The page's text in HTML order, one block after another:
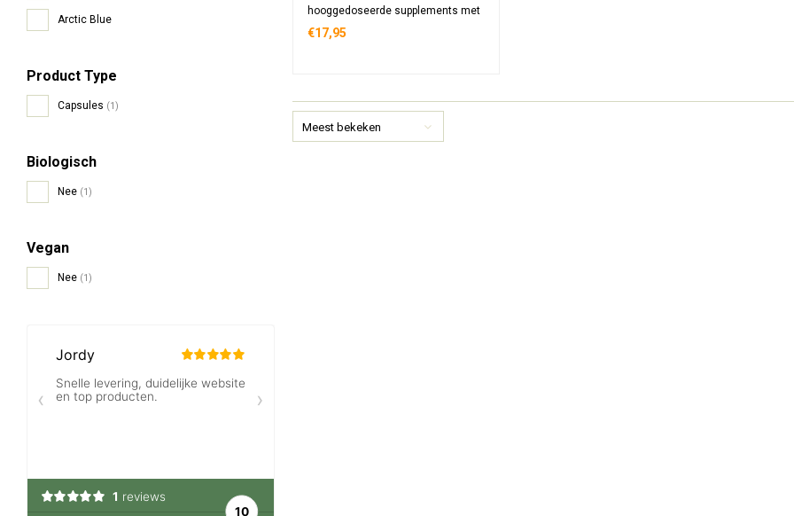
Arctic Blue
Product Type
Capsules (1)
Biologisch
Nee (1)
Vegan
Nee (1)
hooggedoseerde supplements met
550 mg EPA, 275 mg DHA en 10
3 en vitamine D in één.
€17,95
Meest bekeken